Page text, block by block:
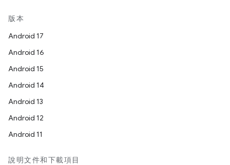
版本
Android 17
Android 16
Android 15
Android 14
Android 13
Android 12
Android 11
說明文件和下載項目